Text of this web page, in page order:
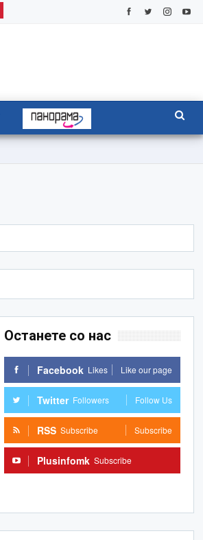
Останете со нас
Facebook Likes Like our page
Twitter Followers Follow Us
RSS Subscribe Subscribe
Plusinfomk Subscribe